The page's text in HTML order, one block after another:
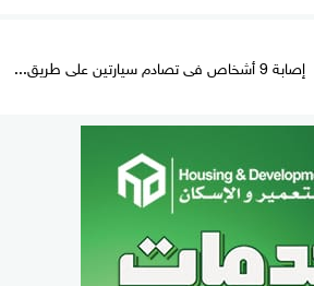
إصابة 9 أشخاص فى تصادم سيارتين على طريق...